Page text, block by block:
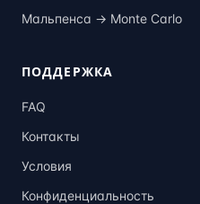
Мальпенса → Monte Carlo
ПОДДЕРЖКА
FAQ
Контакты
Условия
Конфиденциальность